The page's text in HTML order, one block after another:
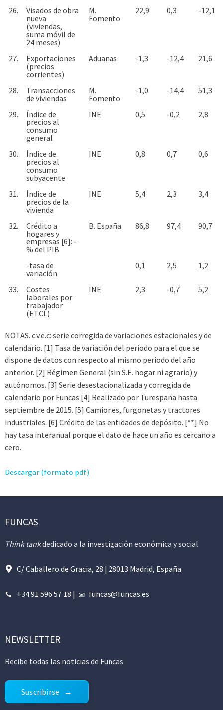
26.
Visados de obra
nueva
(viviendas,
suma móvil de
24 meses)
M.
Fomento
22,9 0,3 -12,1
27.
Exportaciones
(precios
corrientes)
Aduanas -1,3 -12,4 21,6
28.
Transacciones
de viviendas
M.
Fomento
-1,0 -14,4 51,3
29.
Índice de
precios al
consumo
general
INE 0,5 -0,2 2,8
30.
Índice de
precios al
consumo
subyacente
INE 0,8 0,7 0,6
31.
Índice de
precios de la
vivienda
INE 5,4 2,3 3,4
32.
Crédito a
hogares y
empresas [6]: -
% del PIB
B. España 86,8 97,4 90,7
-tasa de
variación
0,1 2,5 1,2
33.
Costes
laborales por
trabajador
(ETCL)
INE 2,3 -0,7 5,2
NOTAS. c.v.e.c: serie corregida de variaciones estacionales y de
calendario. [1] Tasa de variación del periodo para el que se
dispone de datos con respecto al mismo periodo del año
anterior. [2] Régimen General (sin S.E. hogar ni agrario) y
autónomos. [3] Serie desestacionalizada y corregida de
calendario por Funcas [4] Realizado por Turespaña hasta
septiembre de 2015. [5] Camiones, furgonetas y tractores
industriales. [6] Crédito de las entidades de depósito. [**] No
hay tasa interanual porque el dato de hace un año es cercano a
cero.
Descargar (formato pdf)
FUNCAS
Think tankdedicado a la investigación económica y social
C/ Caballero de Gracia, 28 | 28013 Madrid, España
+34 91 596 57 18 | funcas@funcas.es
NEWSLETTER
Recibe todas las noticias de Funcas
Suscribirse